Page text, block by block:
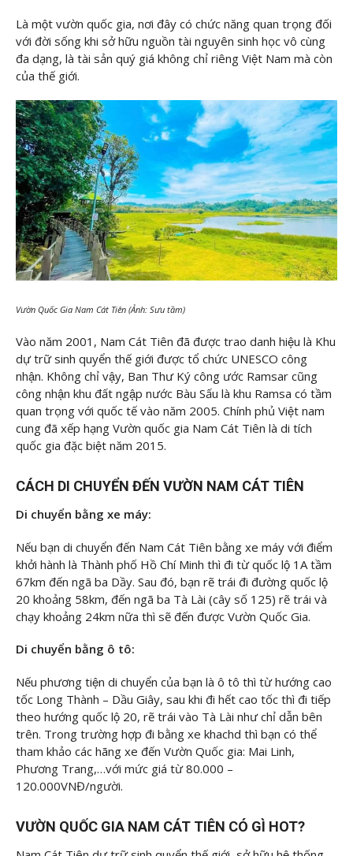
Là một vườn quốc gia, nơi đây có chức năng quan trọng đối
với đời sống khi sở hữu nguồn tài nguyên sinh học vô cùng
đa dạng, là tài sản quý giá không chỉ riêng Việt Nam mà còn
của thế giới.
Vườn Quốc Gia Nam Cát Tiên (Ảnh: Sưu tầm)
Vào năm 2001, Nam Cát Tiên đã được trao danh hiệu là Khu
dự trữ sinh quyển thế giới được tổ chức UNESCO công
nhận. Không chỉ vậy, Ban Thư Ký công ước Ramsar cũng
công nhận khu đất ngập nước Bàu Sấu là khu Ramsa có tầm
quan trọng với quốc tế vào năm 2005. Chính phủ Việt nam
cung đã xếp hạng Vườn quốc gia Nam Cát Tiên là di tích
quốc gia đặc biệt năm 2015.
CÁCH DI CHUYỂN ĐẾN VƯỜN NAM CÁT TIÊN
Di chuyển bằng xe máy:
Nếu bạn di chuyển đến Nam Cát Tiên bằng xe máy với điểm
khởi hành là Thành phố Hồ Chí Minh thì đi từ quốc lộ 1A tầm
67km đến ngã ba Dầy. Sau đó, bạn rẽ trái đi đường quốc lộ
20 khoảng 58km, đến ngã ba Tà Lài (cây số 125) rẽ trái và
chạy khoảng 24km nữa thì sẽ đến được Vườn Quốc Gia.
Di chuyển bằng ô tô:
Nếu phương tiện di chuyển của bạn là ô tô thì từ hướng cao
tốc Long Thành – Dầu Giây, sau khi đi hết cao tốc thì đi tiếp
theo hướng quốc lộ 20, rẽ trái vào Tà Lài như chỉ dẫn bên
trên. Trong trường hợp đi bằng xe khachd thì bạn có thể
tham khảo các hãng xe đến Vườn Quốc gia: Mai Linh,
Phương Trang,…với mức giá từ 80.000 –
120.000VNĐ/người.
VƯỜN QUỐC GIA NAM CÁT TIÊN CÓ GÌ HOT?